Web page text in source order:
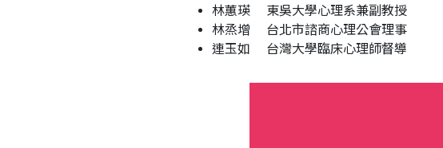
林蕙瑛 東吳大學心理系兼副教授
林烝增 台北市諮商心理公會理事
連玉如 台灣大學臨床心理師督導